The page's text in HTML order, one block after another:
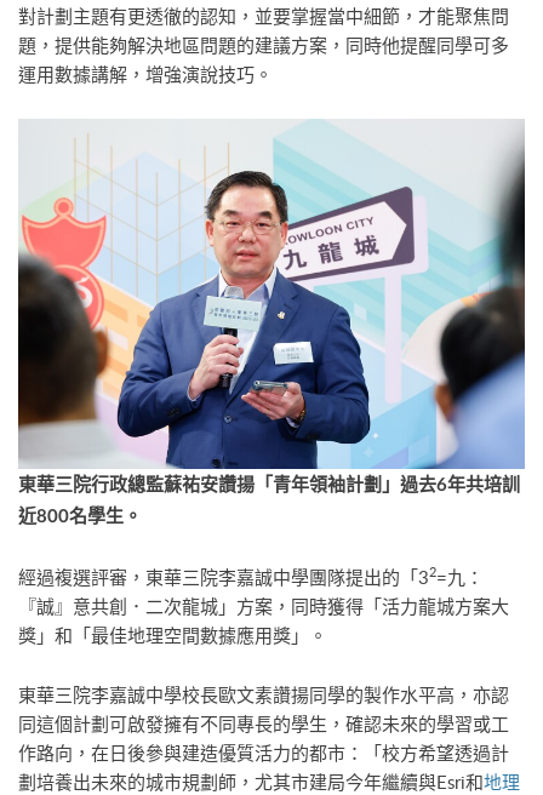
對計劃主題有更透徹的認知，並要掌握當中細節，才能聚焦問
題，提供能夠解決地區問題的建議方案，同時他提醒同學可多
運用數據講解，增強演說技巧。
東華三院行政總監蘇祐安讚揚「青年領袖計劃」過去6年共培訓
近800名學生。
經過複選評審，東華三院李嘉誠中學團隊提出的「32=九：
『誠』意共創．二次龍城」方案，同時獲得「活力龍城方案大
獎」和「最佳地理空間數據應用獎」。
東華三院李嘉誠中學校長歐文素讚揚同學的製作水平高，亦認
同這個計劃可啟發擁有不同專長的學生，確認未來的學習或工
作路向，在日後參與建造優質活力的都市：「校方希望透過計
劃培養出未來的城市規劃師，尤其市建局今年繼續與Esri和地理